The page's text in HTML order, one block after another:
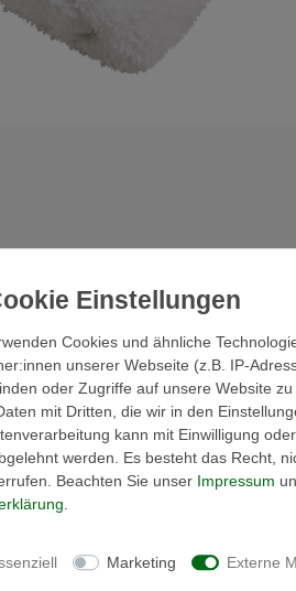
EU-Verantwortlicher Hersteller
Farben
saugstark. Da sie auch sehr
für jedes Bad. Die Frottierwäsche
waschbar bis 95 °C (Buntwäsche bis 60
das Handtuch ebenso aus wie die
Langlebigkeit steht hier an
Cookies und ähnliche
unserer Webseite (z.B. IP-
oder Zugriffe auf unsere Website
mit Dritten, die wir in den
kann mit Einwilligung
werden. Es besteht das Recht,
Beachten Sie unser Impressum
.
Marketing Externe